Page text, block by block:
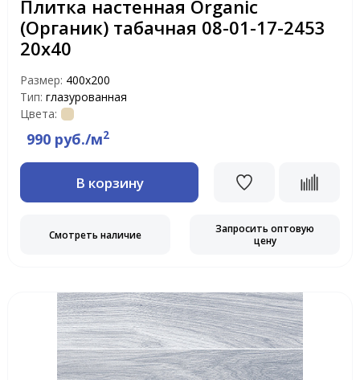
Плитка настенная Organic
(Органик) табачная 08-01-17-2453
20х40
Размер: 400х200
Тип: глазурованная
Цвета:
990 руб./м2
В корзину
Смотреть наличие
Запросить оптовую
цену